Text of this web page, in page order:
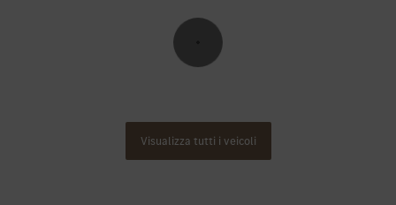
Visualizza tutti i veicoli